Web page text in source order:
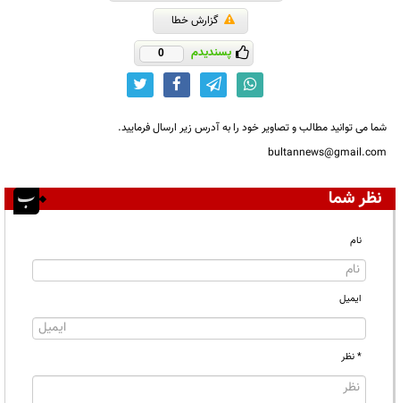
گزارش خطا
پسندیدم 0
شما می توانید مطالب و تصاویر خود را به آدرس زیر ارسال فرمایید.
bultannews@gmail.com
نظر شما
نام
ایمیل
* نظر